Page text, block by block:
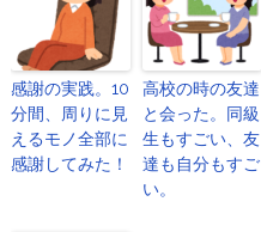
感謝の実践。10
分間、周りに見
えるモノ全部に
感謝してみた！
高校の時の友達
と会った。同級
生もすごい、友
達も自分もすご
い。